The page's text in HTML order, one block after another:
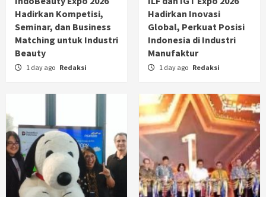
Hadirkan Kompetisi,
Seminar, dan Business
Matching untuk Industri
Beauty
1 day ago Redaksi
Hadirkan Inovasi
Global, Perkuat Posisi
Indonesia di Industri
Manufaktur
1 day ago Redaksi